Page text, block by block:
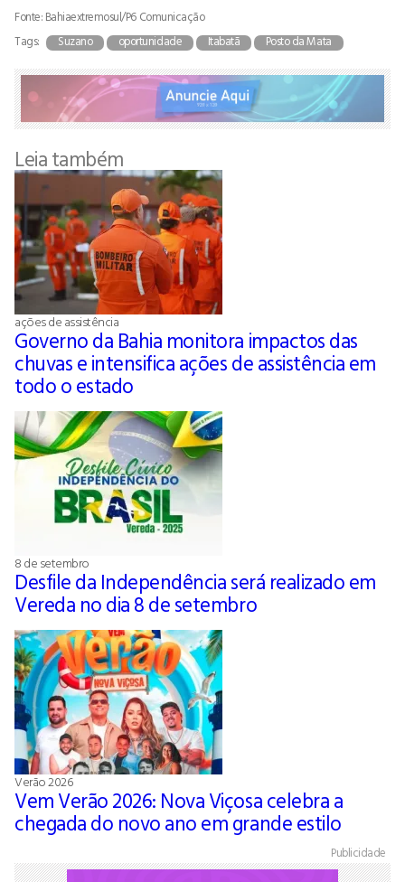
Fonte: Bahiaextremosul/P6 Comunicação
Tags:
Suzano oportunidade Itabatã Posto da Mata
Leia também
ações de assistência
Governo da Bahia monitora impactos das
chuvas e intensifica ações de assistência em
todo o estado
8 de setembro
Desfile da Independência será realizado em
Vereda no dia 8 de setembro
Verão 2026
Vem Verão 2026: Nova Viçosa celebra a
chegada do novo ano em grande estilo
Publicidade